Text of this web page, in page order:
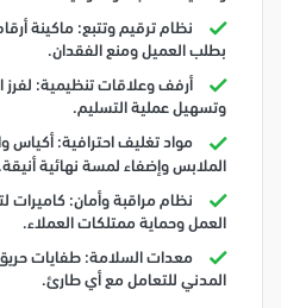
نظام ترقيم وتتبع: ماكينة
بطلب العميل ومنع الفقدان.
أرفف وعلاقات تنظيمية:
وتسهيل عملية التسليم.
مواد تغليف احترافية: أكياس
الملابس وإضفاء لمسة نهائية أنيقة.
نظام مراقبة وأمان: كاميرات
العمل وحماية ممتلكات العملاء.
معدات السلامة: طفايات
المدني للتعامل مع أي طارئ.